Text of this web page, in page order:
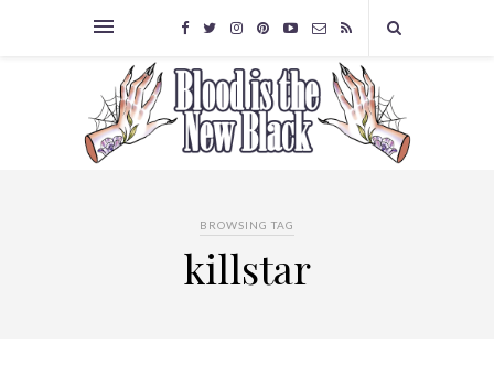
BROWSING TAG
killstar